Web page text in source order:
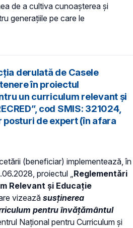
de a cultiva cunoașterea și
generațiile pe care le
derulată de Casele
în proiectul
un curriculum relevant și
cod SMIS: 321024,
posturi de expert (în afara
(beneficiar) implementează, în
proiectul „ Reglementări
Relevant și Educație
vizeazăsusținerea
pentru învățământul
Național pentru Curriculum și